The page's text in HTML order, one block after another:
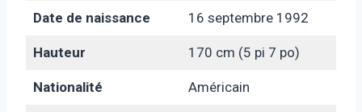
Date de naissance 16 septembre 1992
Hauteur 170 cm (5 pi 7 po)
Nationalité Américain